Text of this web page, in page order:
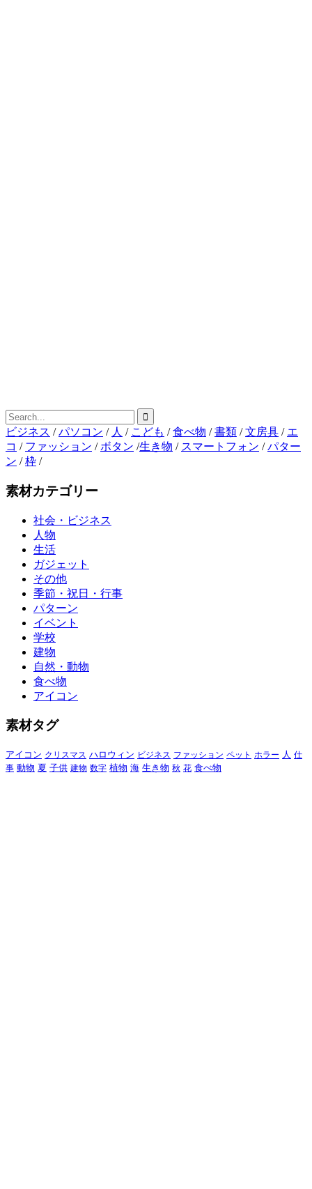
ビジネス /パソコン / 人 / こども /食べ物 /書類 /文房具 / エ
コ / ファッション / ボタン /生き物 / スマートフォン /パター
ン /枠 /
素材カテゴリー
社会・ビジネス
人物
生活
ガジェット
その他
季節・祝日・行事
パターン
イベント
学校
建物
自然・動物
食べ物
アイコン
素材タグ
アイコン クリスマス ハロウィン ビジネス ファッション ペット ホラー 人 仕
事 動物 夏 子供 建物 数字 植物 海 生き物 秋 花 食べ物